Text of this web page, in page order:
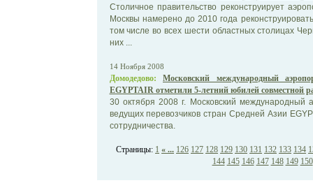
Столичное правительство реконструирует
Москвы намерено до 2010 года
том числе во всех шести областных столицах
них ...
14 Ноября 2008
Домодедово:
Московский международный
EGYPTAIR отметили 5-летний юбилей совместной
30 октября 2008 г. Московский международный
ведущих перевозчиков стран Средней Азии
сотрудничества.
Страницы: 1 « ... 126 127 128 129 130 131 132 133 134
144 145 146 147 148 149 150